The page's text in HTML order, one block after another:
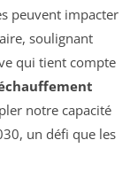
peuvent impacter
soulignant
qui tient compte
notre capacité
un défi que les